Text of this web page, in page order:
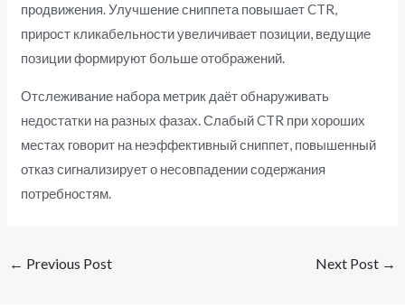
продвижения. Улучшение сниппета повышает CTR,
прирост кликабельности увеличивает позиции, ведущие
позиции формируют больше отображений.
Отслеживание набора метрик даёт обнаруживать
недостатки на разных фазах. Слабый CTR при хороших
местах говорит на неэффективный сниппет, повышенный
отказ сигнализирует о несовпадении содержания
потребностям.
← Previous Post Next Post →